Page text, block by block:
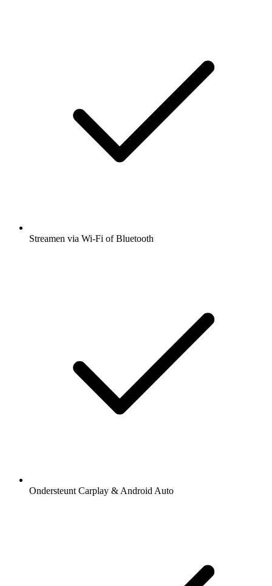
Streamen via Wi-Fi of Bluetooth
Ondersteunt Carplay & Android Auto